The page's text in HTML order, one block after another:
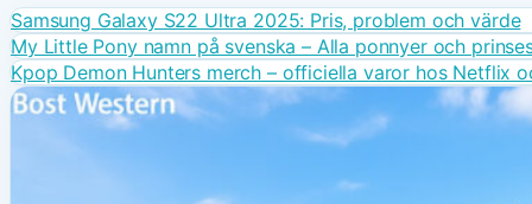
Samsung Galaxy S22 Ultra 2025: Pris, problem och värde
My Little Pony namn på svenska – Alla ponnyer och
Kpop Demon Hunters merch – officiella varor hos Netflix